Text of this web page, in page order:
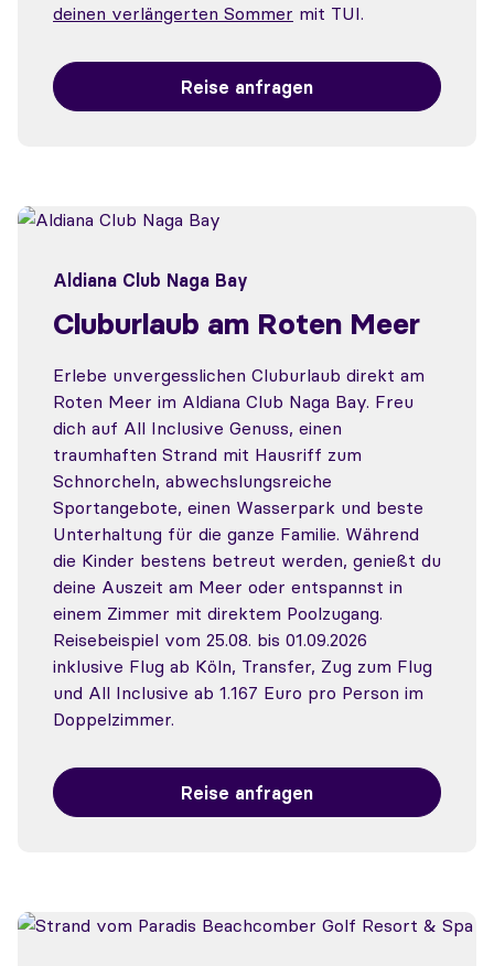
deinen verlängerten Sommer mit TUI.
Reise anfragen
Aldiana Club Naga Bay
Cluburlaub am Roten Meer
Erlebe unvergesslichen Cluburlaub direkt am
Roten Meer im Aldiana Club Naga Bay. Freu
dich auf All Inclusive Genuss, einen
traumhaften Strand mit Hausriff zum
Schnorcheln, abwechslungsreiche
Sportangebote, einen Wasserpark und beste
Unterhaltung für die ganze Familie. Während
die Kinder bestens betreut werden, genießt du
deine Auszeit am Meer oder entspannst in
einem Zimmer mit direktem Poolzugang.
Reisebeispiel vom 25.08. bis 01.09.2026
inklusive Flug ab Köln, Transfer, Zug zum Flug
und All Inclusive ab 1.167 Euro pro Person im
Doppelzimmer.
Reise anfragen